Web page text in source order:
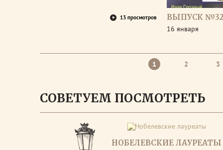
13 просмотров ВЫПУСК
16 января
1 2 3
СОВЕТУЕМ ПОСМОТРЕТЬ
НОБЕЛЕВСКИЕ ЛАУРЕАТЫ